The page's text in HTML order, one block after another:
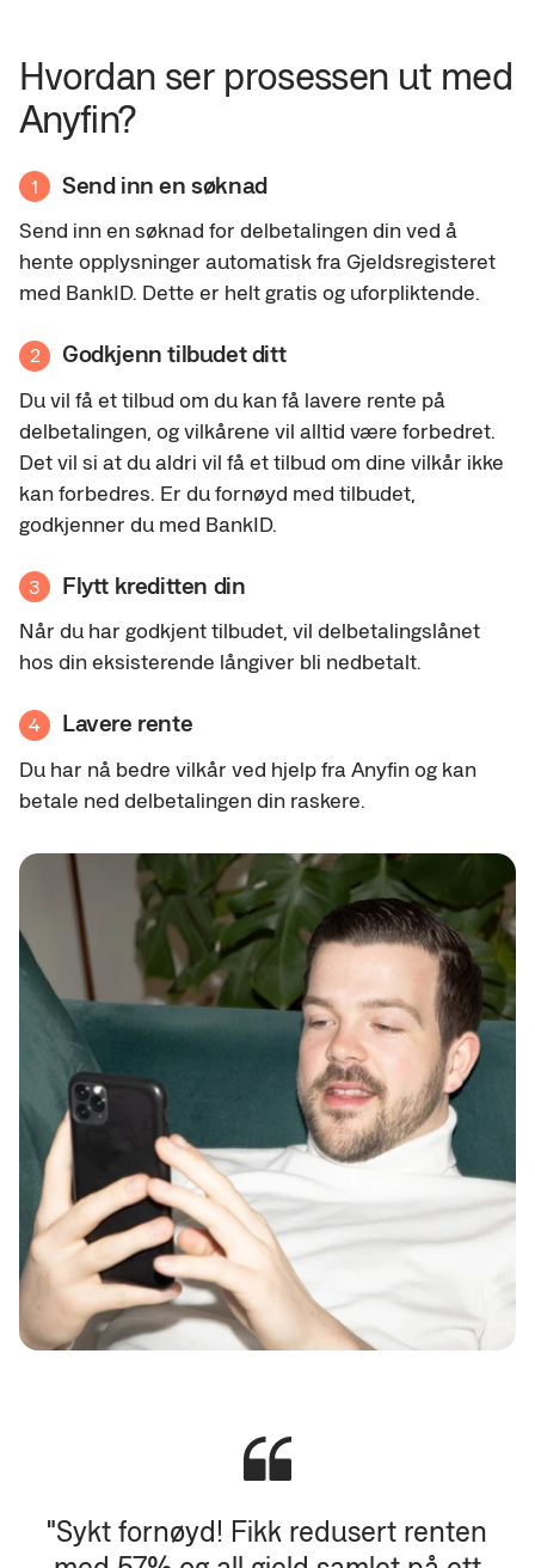
Hvordan ser prosessen ut med
Anyfin?
1 Send inn en søknad
Send inn en søknad for delbetalingen din ved å
hente opplysninger automatisk fra Gjeldsregisteret
med BankID. Dette er helt gratis og uforpliktende.
2 Godkjenn tilbudet ditt
Du vil få et tilbud om du kan få lavere rente på
delbetalingen, og vilkårene vil alltid være forbedret.
Det vil si at du aldri vil få et tilbud om dine vilkår ikke
kan forbedres. Er du fornøyd med tilbudet,
godkjenner du med BankID.
3 Flytt kreditten din
Når du har godkjent tilbudet, vil delbetalingslånet
hos din eksisterende långiver bli nedbetalt.
4 Lavere rente
Du har nå bedre vilkår ved hjelp fra Anyfin og kan
betale ned delbetalingen din raskere.
"Sykt fornøyd! Fikk redusert renten